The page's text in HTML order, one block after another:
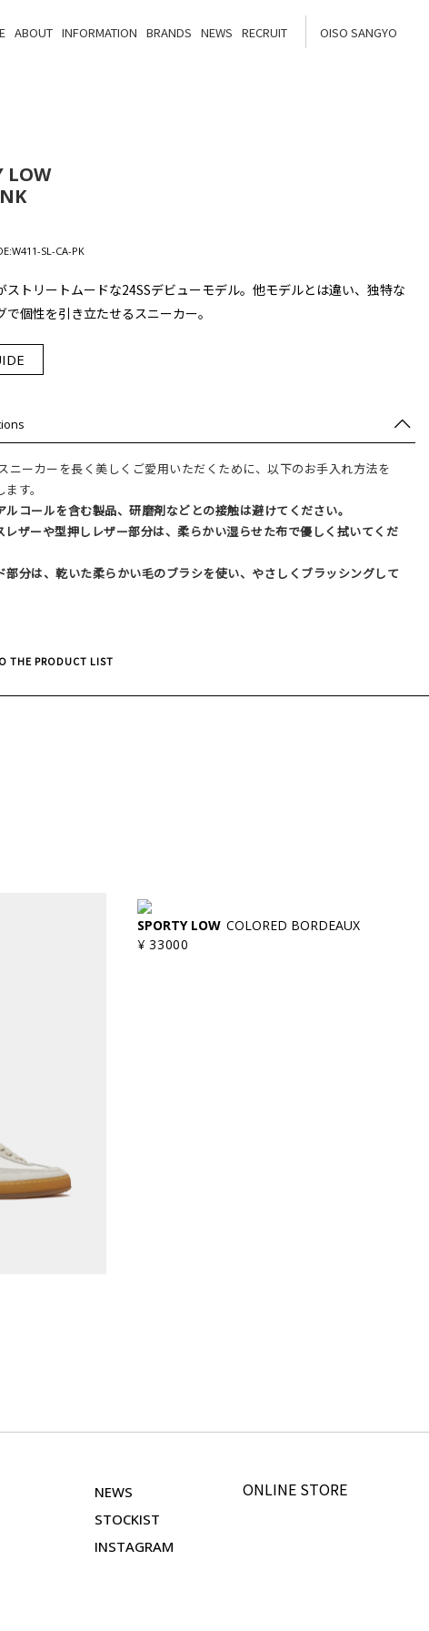
ABOUT INFORMATION BRANDS NEWS RECRUIT OISO SANGYO
LOW
SL-CA-PK
ストリートムードな24SSデビューモデル。他モデルとは違い、独特な
で個性を引き立たせるスニーカー。
ニーカーを長く美しくご愛用いただくために、以下のお手入れ方法を
す。
ルコールを含む製品、研磨剤などとの接触は避けてください。
レザーや型押しレザー部分は、柔らかい湿らせた布で優しく拭いてくだ
部分は、乾いた柔らかい毛のブラシを使い、やさしくブラッシングして
THE PRODUCT LIST
SPORTY LOW COLORED BORDEAUX
¥ 33000
NEWS
STOCKIST
INSTAGRAM
ONLINE STORE